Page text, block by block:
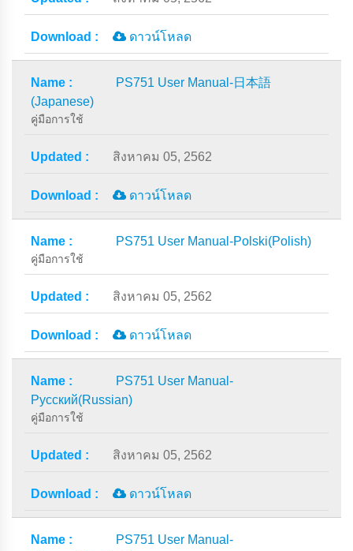
ดาวน์โหลด
PS751 User Manual-日本語
(Japanese)
คู่มือการใช้
สิงหาคม 05, 2562
ดาวน์โหลด
PS751 User Manual-Polski(Polish)
คู่มือการใช้
สิงหาคม 05, 2562
ดาวน์โหลด
PS751 User Manual-
Русский(Russian)
คู่มือการใช้
สิงหาคม 05, 2562
ดาวน์โหลด
PS751 User Manual-